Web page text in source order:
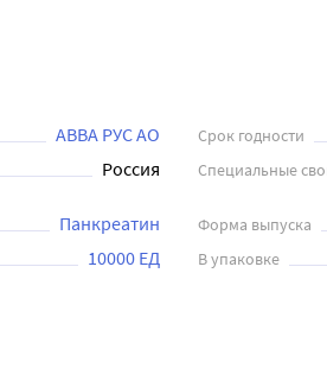
индивидуально в
АВВА РУС АО Срок годности
Россия Специальные
Панкреатин Форма выпуска
10000 ЕД В упаковке